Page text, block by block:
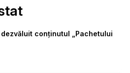
conținutul „Pachetului